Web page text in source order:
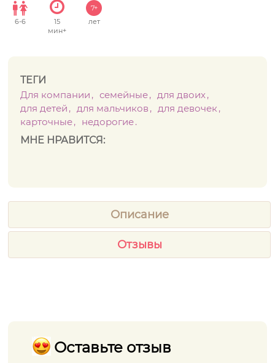
6-6
15
мин+
7+
лет
ТЕГИ
Для компании
семейные
для двоих
для детей
для мальчиков
для девочек
карточные
недорогие
МНЕ НРАВИТСЯ:
Описание
Отзывы
Оставьте отзыв